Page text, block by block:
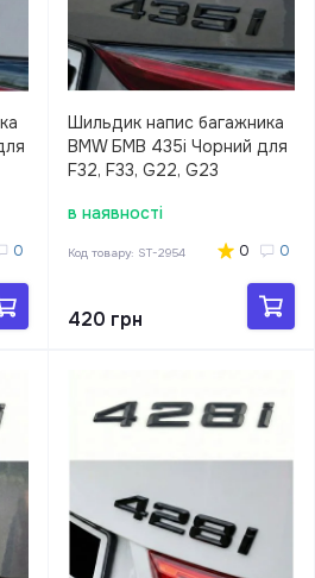
0
Шильдик напис багажника
BMW БМВ 435i Чорний для
F32, F33, G22, G23
в наявності
Код товару: ST-2954 0 0
420 грн